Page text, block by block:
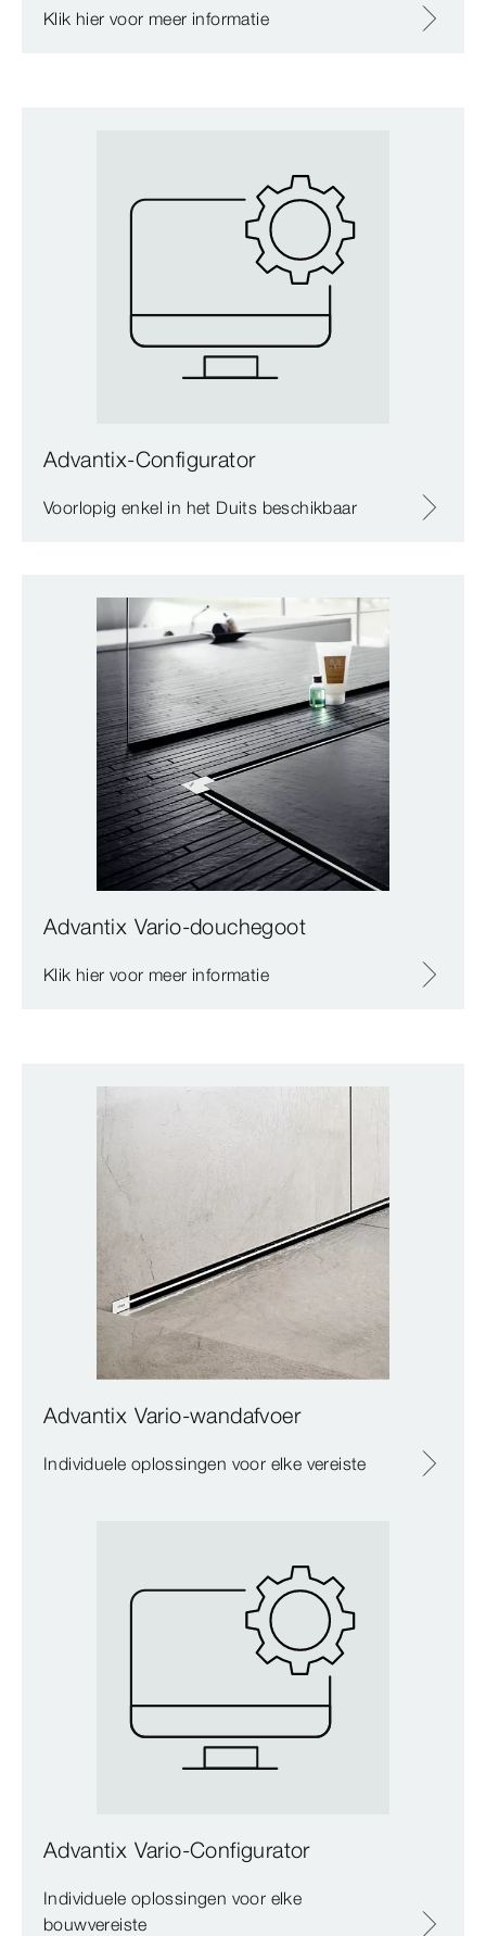
Klik hier voor meer informatie
Advantix-Configurator
Voorlopig enkel in het Duits beschikbaar
Advantix Vario-douchegoot
Klik hier voor meer informatie
Advantix Vario-wandafvoer
Individuele oplossingen voor elke vereiste
Advantix Vario-Configurator
Individuele oplossingen voor elke
bouwvereiste